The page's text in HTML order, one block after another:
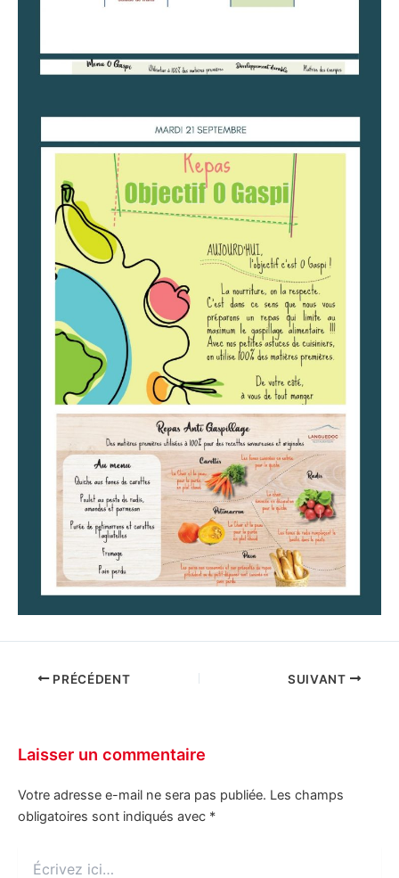
PRÉCÉDENT SUIVANT
Laisser un commentaire
Votre adresse e-mail ne sera pas publiée. Les champs
obligatoires sont indiqués avec *
ici…